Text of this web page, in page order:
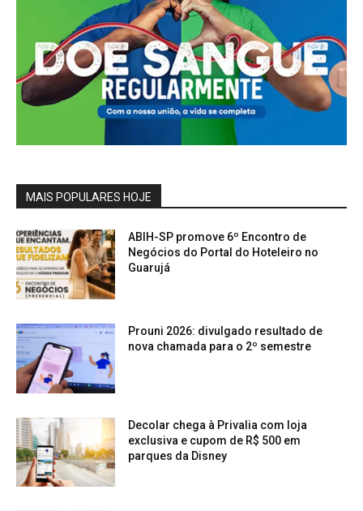
MAIS POPULARES HOJE
ABIH-SP promove 6º Encontro de
Negócios do Portal do Hoteleiro no
Guarujá
Prouni 2026: divulgado resultado de
nova chamada para o 2º semestre
Decolar chega à Privalia com loja
exclusiva e cupom de R$ 500 em
parques da Disney